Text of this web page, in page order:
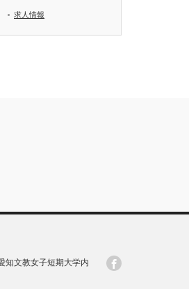
求人情報
文教女子短期大学内